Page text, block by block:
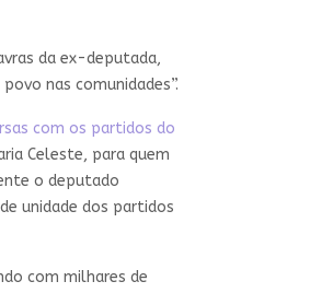
da ex-deputada,
nas comunidades”.
com os partidos do
Celeste, para quem
o deputado
unidade dos partidos
com milhares de